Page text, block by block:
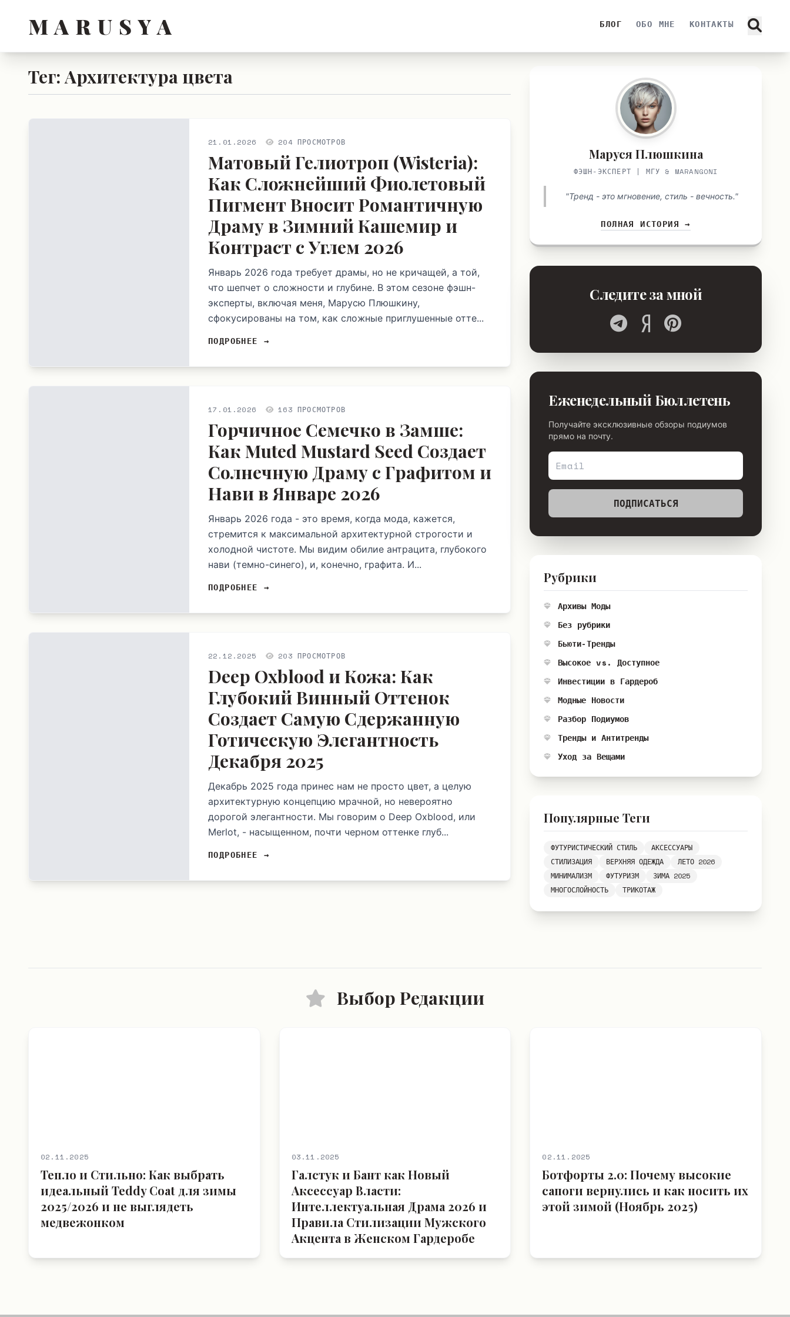
M A R U S Y A БЛОГ ОБО МНЕ КОНТАКТЫ
Тег: Архитектура цвета
21.01.2026 204 ПРОСМОТРОВ
Матовый Гелиотроп (Wisteria):
Как Сложнейший Фиолетовый
Пигмент Вносит Романтичную
Драму в Зимний Кашемир и
Контраст с Углем 2026
Январь 2026 года требует драмы, но не кричащей, а той,
что шепчет о сложности и глубине. В этом сезоне фэшн-
эксперты, включая меня, Марусю Плюшкину,
сфокусированы на том, как сложные приглушенные отте...
ПОДРОБНЕЕ →
17.01.2026 163 ПРОСМОТРОВ
Горчичное Семечко в Замше:
Как Muted Mustard Seed Создает
Солнечную Драму с Графитом и
Нави в Январе 2026
Январь 2026 года - это время, когда мода, кажется,
стремится к максимальной архитектурной строгости и
холодной чистоте. Мы видим обилие антрацита, глубокого
нави (темно-синего), и, конечно, графита. И...
ПОДРОБНЕЕ →
22.12.2025 203 ПРОСМОТРОВ
Deep Oxblood и Кожа: Как
Глубокий Винный Оттенок
Создает Самую Сдержанную
Готическую Элегантность
Декабря 2025
Декабрь 2025 года принес нам не просто цвет, а целую
архитектурную концепцию мрачной, но невероятно
дорогой элегантности. Мы говорим о Deep Oxblood, или
Merlot, - насыщенном, почти черном оттенке глуб...
ПОДРОБНЕЕ →
Маруся Плюшкина
ФЭШН-ЭКСПЕРТ | МГУ & MARANGONI
"Тренд - это мгновение, стиль - вечность."
ПОЛНАЯ ИСТОРИЯ →
Следите за мной
Еженедельный Бюллетень
Получайте эксклюзивные обзоры подиумов
прямо на почту.
ПОДПИСАТЬСЯ
Рубрики
Архивы Моды
Без рубрики
Бьюти-Тренды
Высокое vs. Доступное
Инвестиции в Гардероб
Модные Новости
Разбор Подиумов
Тренды и Антитренды
Уход за Вещами
Популярные Теги
ФУТУРИСТИЧЕСКИЙ СТИЛЬ
АКСЕССУАРЫ
СТИЛИЗАЦИЯ
ВЕРХНЯЯ ОДЕЖДА
ЛЕТО 2026
МИНИМАЛИЗМ
ФУТУРИЗМ
ЗИМА 2025
МНОГОСЛОЙНОСТЬ
ТРИКОТАЖ
Выбор Редакции
02.11.2025
Тепло и Стильно: Как выбрать
идеальный Teddy Coat для зимы
2025/2026 и не выглядеть
медвежонком
03.11.2025
Галстук и Бант как Новый
Аксессуар Власти:
Интеллектуальная Драма 2026 и
Правила Стилизации Мужского
Акцента в Женском Гардеробе
02.11.2025
Ботфорты 2.0: Почему высокие
сапоги вернулись и как носить их
этой зимой (Ноябрь 2025)